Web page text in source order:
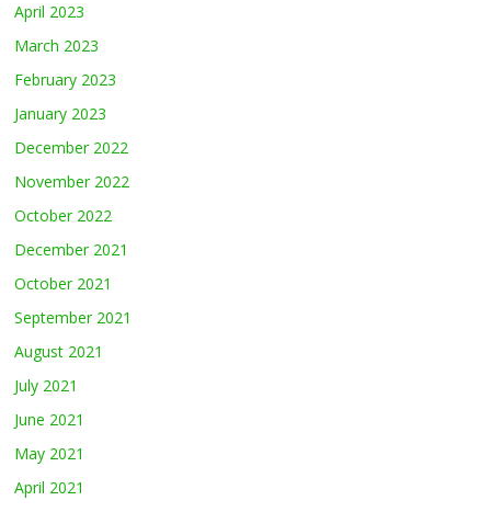
April 2023
March 2023
February 2023
January 2023
December 2022
November 2022
October 2022
December 2021
October 2021
September 2021
August 2021
July 2021
June 2021
May 2021
April 2021